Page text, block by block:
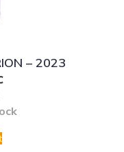
– 2023